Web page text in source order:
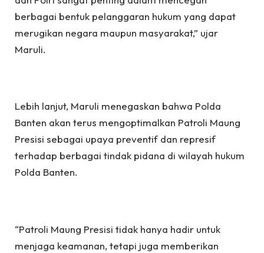
berbagai bentuk pelanggaran hukum yang dapat
merugikan negara maupun masyarakat,” ujar
Maruli.
Lebih lanjut, Maruli menegaskan bahwa Polda
Banten akan terus mengoptimalkan Patroli Maung
Presisi sebagai upaya preventif dan represif
terhadap berbagai tindak pidana di wilayah hukum
Polda Banten.
“Patroli Maung Presisi tidak hanya hadir untuk
menjaga keamanan, tetapi juga memberikan